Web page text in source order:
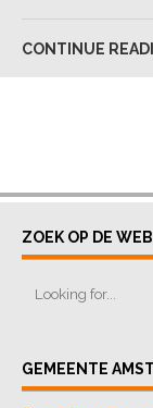
CONTINUE
ZOEK OP DE
GEMEENTE